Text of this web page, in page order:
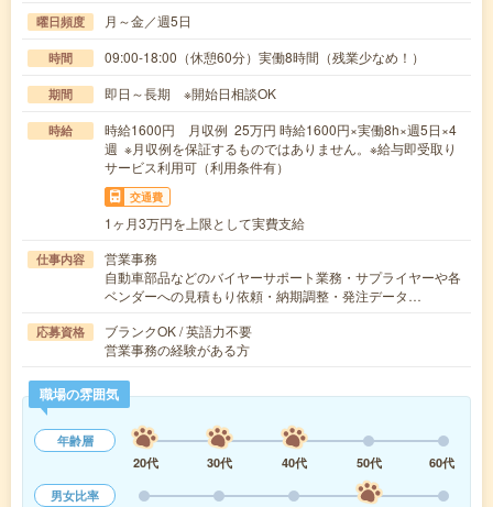
曜日頻度 月～金／週5日
時間 09:00-18:00（休憩60分）実働8時間（残業少なめ！）
期間 即日～長期 ※開始日相談OK
時給
時給1600円 月収例 25万円 時給1600円×実働8h×週5日×4
週 ※月収例を保証するものではありません。※給与即受取り
サービス利用可（利用条件有）
交通費
1ヶ月3万円を上限として実費支給
仕事内容
営業事務
自動車部品などのバイヤーサポート業務・サプライヤーや各
ベンダーへの見積もり依頼・納期調整・発注データ…
応募資格
ブランクOK / 英語力不要
営業事務の経験がある方
職場の雰囲気
年齢層
20代
30代 40代 50代
60代
男女比率